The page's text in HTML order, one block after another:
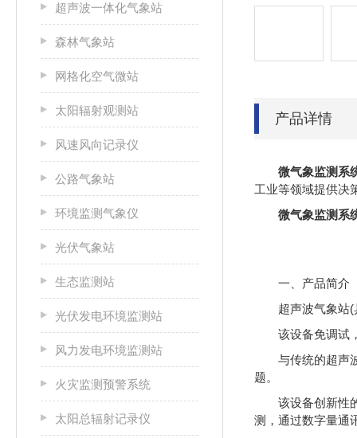
超声波一体化气象站
森林气象站
网格化空气微站
太阳辐射观测站
风速风向记录仪
公路气象站
环境监测气象仪
光伏气象站
生态监测站
光伏发电环境监测站
风力发电环境监测站
火灾监测预警系统
太阳总辐射记录仪
产品详情
微气象监测系
工业等领域提供决
微气象监测系
一、产品简介
超声波气象站
该设备免调试
与传统的超声
题。
该设备创新性
测，通过数字量通